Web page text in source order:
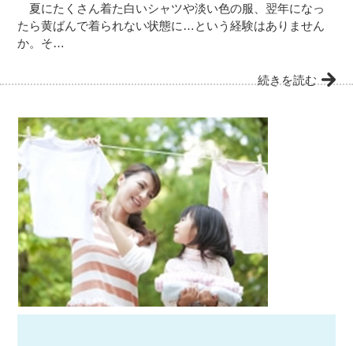
夏にたくさん着た白いシャツや淡い色の服、翌年になっ
たら黄ばんで着られない状態に…という経験はありません
か。そ…
続きを読む